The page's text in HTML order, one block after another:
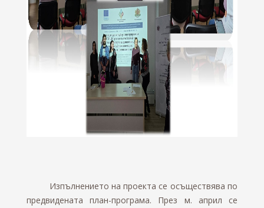
Изпълнението на проекта се осъществява по
предвидената план-програма. През м. април се